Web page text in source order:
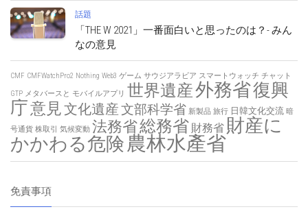
話題
「THE W 2021」一番面白いと思ったのは？- みん
なの意見
CMF CMFWatchPro2 Nothing Web3 ゲーム サウジアラビア スマートウォッチ チャット
GTP メタバースと モバイルアプリ 世界遺産外務省復興
庁意見文化遺産文部科学省 新製品 旅行 日韓文化交流 暗
号通貨 株取引 気候変動 法務省総務省 財務省 財産に
かかわる危険 農林水產省
免責事項